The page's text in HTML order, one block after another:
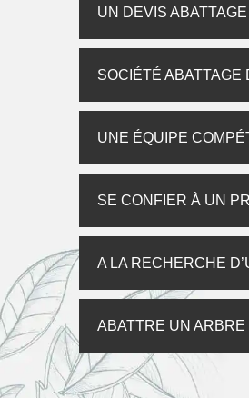
UN DEVIS
SOCIÉTÉ
UNE ÉQUIPE
SE CONFIER À UN
A LA RECHERCHE
ABATTRE UN ARBRE